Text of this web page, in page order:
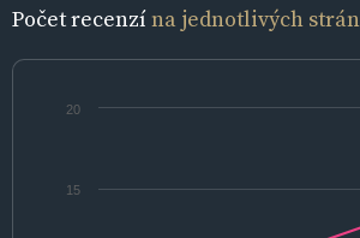
Počet recenzína jednotlivých
15
20